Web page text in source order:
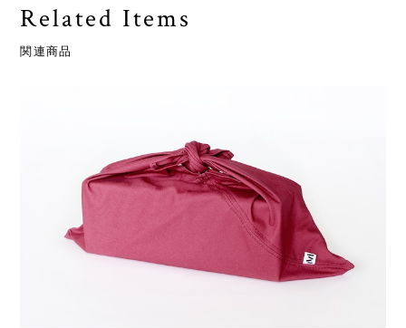
Related Items
関連商品